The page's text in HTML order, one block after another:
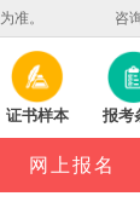
准。 咨
证书样本 报考
网上报名